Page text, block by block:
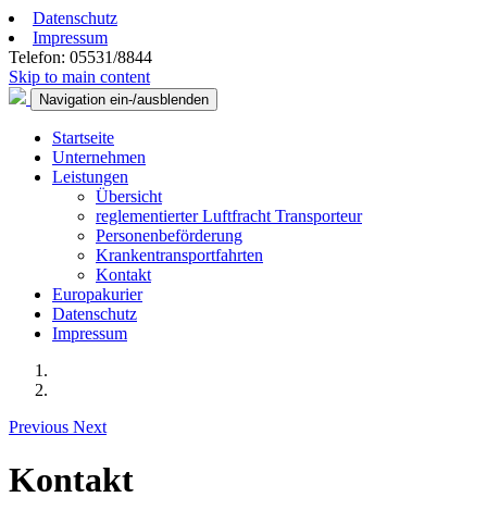
Datenschutz
Impressum
Telefon: 05531/8844
Skip to main content
Navigation ein-/ausblenden
Startseite
Unternehmen
Leistungen
Übersicht
reglementierter Luftfracht Transporteur
Personenbeförderung
Krankentransportfahrten
Kontakt
Europakurier
Datenschutz
Impressum
Previous Next
Kontakt